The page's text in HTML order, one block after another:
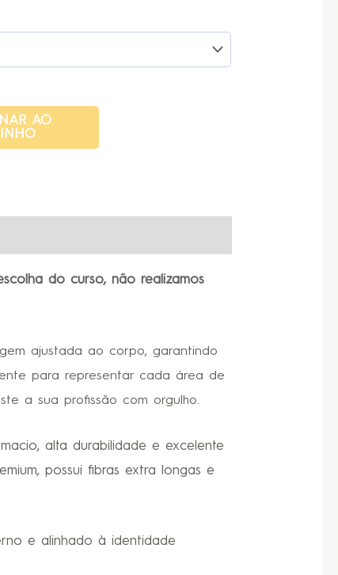
AO
do curso, não realizamos
ajustada ao corpo, garantindo
para representar cada área de
a sua profissão com orgulho.
alta durabilidade e excelente
possui fibras extra longas e
e alinhado à identidade